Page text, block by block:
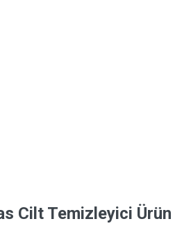
Cilt Temizleyici Ürün